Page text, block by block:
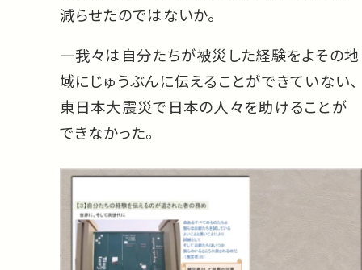
減らせたのではないか。
—我々は自分たちが被災した経験をよその地
域にじゅうぶんに伝えることができていない、
東日本大震災で日本の人々を助けることが
できなかった。